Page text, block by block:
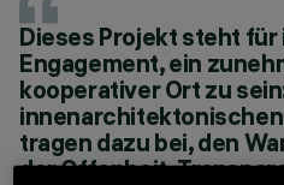
STANDORT
RECANATI, ITALY
JAHR
2021
ARCHITEKTURDESIGN
AMPL - ARCHITETTI
Dieses Projekt steht für
Engagement, ein
kooperativer Ort zu
tragen dazu bei, den
der Offenheit,